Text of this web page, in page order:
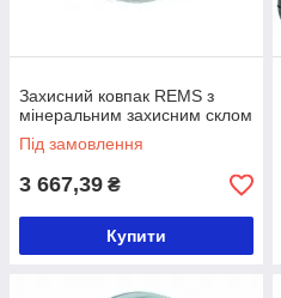
Захисний ковпак REMS з
мінеральним захисним склом
Під замовлення
3 667,39 ₴
Купити